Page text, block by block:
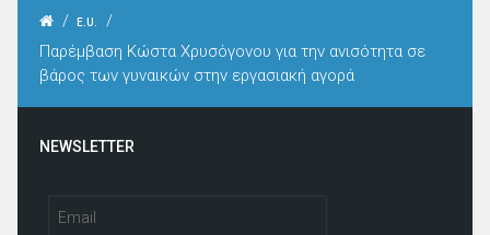
/ E.U.
/
Παρέμβαση Κώστα Χρυσόγονου για την ανισότητα σε
βάρος των γυναικών στην εργασιακή αγορά
NEWSLETTER